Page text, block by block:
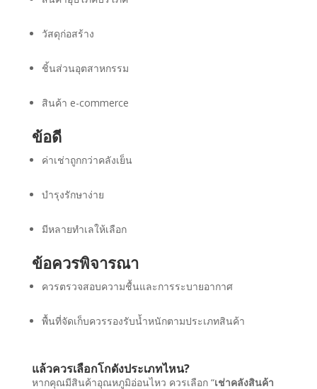
วัสดุก่อสร้าง
ชิ้นส่วนอุตสาหกรรม
สินค้า e-commerce
ข้อดี
ค่าเช่าถูกกว่าคลังเย็น
บำรุงรักษาง่าย
มีหลายทำเลให้เลือก
ข้อควรพิจารณา
ควรตรวจสอบความชื้นและการระบายอากาศ
พื้นที่จัดเก็บควรรองรับน้ำหนักตามประเภทสินค้า
แล้วควรเลือกโกดังประเภทไหน?
หากคุณมีสินค้าอุณหภูมิอ่อนไหว ควรเลือก “เช่าคลังสินค้า